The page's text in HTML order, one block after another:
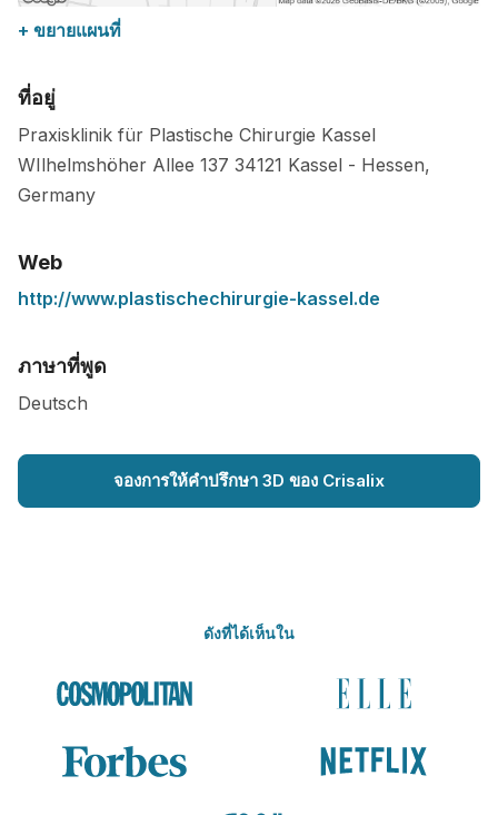
+ ขยายแผนที่
ที่อยู่
Praxisklinik für Plastische Chirurgie Kassel
WIlhelmshöher Allee 137 34121 Kassel - Hessen,
Germany
Web
http://www.plastischechirurgie-kassel.de
ภาษาที่พูด
Deutsch
จองการให้คำปรึกษา 3D ของ Crisalix
ดังที่ได้เห็นใน